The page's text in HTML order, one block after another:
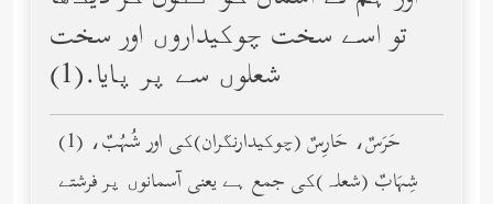
تو اسے سخت چوکیداروں اور سخت
شعلوں سے پر پایا.(1)
(1) حَرَسٌ، حَارِسٌ (چوکیدارنگران)کی اور شُهُبٌ،
شِهَابٌ (شعلہ)کی جمع ہے یعنی آسمانوں پر فرشتے